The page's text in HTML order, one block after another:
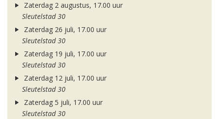
Zaterdag 2 augustus, 17.00 uur
Sleutelstad 30
Zaterdag 26 juli, 17.00 uur
Sleutelstad 30
Zaterdag 19 juli, 17.00 uur
Sleutelstad 30
Zaterdag 12 juli, 17.00 uur
Sleutelstad 30
Zaterdag 5 juli, 17.00 uur
Sleutelstad 30